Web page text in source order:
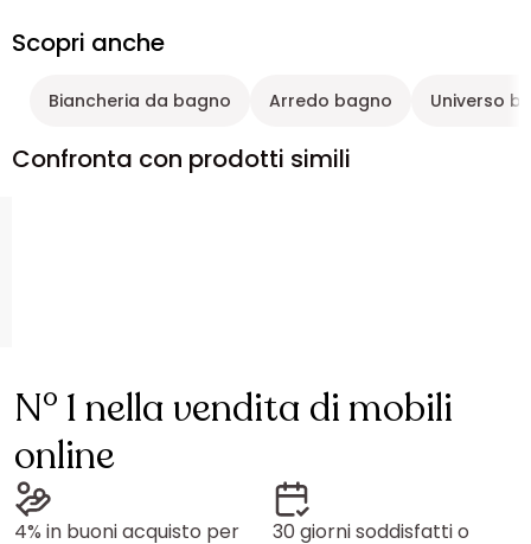
Scopri anche
Biancheria da bagno Arredo bagno Universo
Confronta con prodotti simili
N° 1 nella vendita di mobili
online
4% in buoni acquisto per 30 giorni soddisfatti o